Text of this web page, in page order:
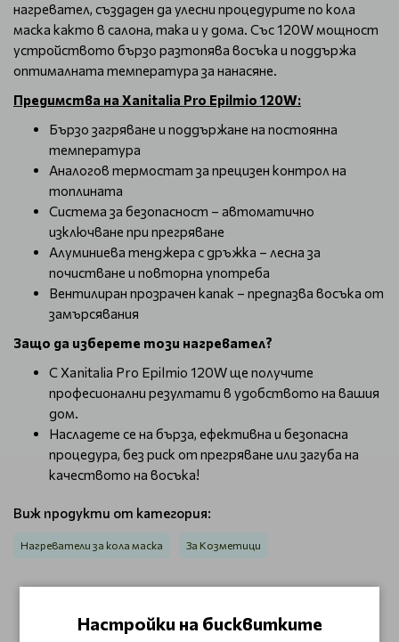
нагревател, създаден да улесни процедурите по кола
маска както в салона, така и у дома. Със 120W мощност
устройството бързо разтопява восъка и поддържа
оптималната температура за нанасяне.
Предимства на Xanitalia Pro Epilmio 120W:
Бързо загряване и поддържане на постоянна
температура
Аналогов термостат за прецизен контрол на
топлината
Система за безопасност – автоматично
изключване при прегряване
Алуминиева тенджера с дръжка – лесна за
почистване и повторна употреба
Вентилиран прозрачен капак – предпазва восъка от
замърсявания
Защо да изберете този нагревател?
С Xanitalia Pro Epilmio 120W ще получите
професионални резултати в удобството на вашия
дом.
Насладете се на бърза, ефективна и безопасна
процедура, без риск от прегряване или загуба на
качеството на восъка!
Виж продукти от категория:
Нагреватели за кола маска За Козметици
ОТЗИВИ (0)
Настройки на бисквитките